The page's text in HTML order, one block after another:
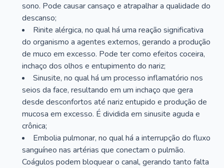
sono. Pode causar cansaço e atrapalhar a qualidade do
descanso;
Rinite alérgica, no qual há uma reação significativa
do organismo a agentes externos, gerando a produção
de muco em excesso. Pode ter como efeitos coceira,
inchaço dos olhos e entupimento do nariz;
Sinusite, no qual há um processo inflamatório nos
seios da face, resultando em um inchaço que gera
desde desconfortos até nariz entupido e produção de
mucosa em excesso. É dividida em sinusite aguda e
crônica;
Embolia pulmonar, no qual há a interrupção do fluxo
sanguíneo nas artérias que conectam o pulmão.
Coágulos podem bloquear o canal, gerando tanto falta